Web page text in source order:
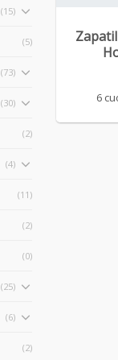
(15)
(5)
(73)
(30)
(2)
(4)
(11)
(2)
(0)
(25)
(6)
(2)
6